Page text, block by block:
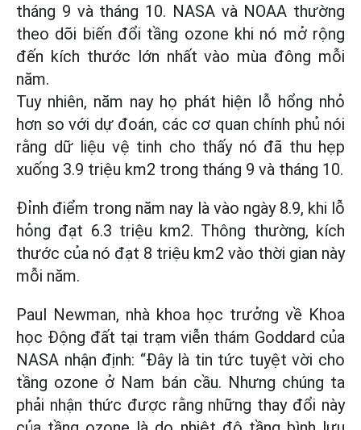
tháng 9 và tháng 10. NASA và NOAA thường
theo dõi biến đổi tầng ozone khi nó mở rộng
đến kích thước lớn nhất vào mùa đông mỗi
năm.
Tuy nhiên, năm nay họ phát hiện lỗ hổng nhỏ
hơn so với dự đoán, các cơ quan chính phủ nói
rằng dữ liệu vệ tinh cho thấy nó đã thu hẹp
xuống 3.9 triệu km2 trong tháng 9 và tháng 10.
Đỉnh điểm trong năm nay là vào ngày 8.9, khi lỗ
hỏng đạt 6.3 triệu km2. Thông thường, kích
thước của nó đạt 8 triệu km2 vào thời gian này
mỗi năm.
Paul Newman, nhà khoa học trưởng về Khoa
học Động đất tại trạm viễn thám Goddard của
NASA nhận định: “Đây là tin tức tuyệt vời cho
tầng ozone ở Nam bán cầu. Nhưng chúng ta
phải nhận thức được rằng những thay đổi này